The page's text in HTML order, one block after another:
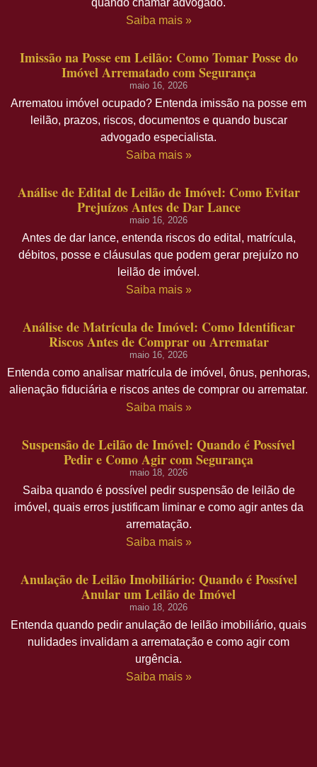
Saiba mais »
Imissão na Posse em Leilão: Como Tomar Posse do
Imóvel Arrematado com Segurança
maio 16, 2026
Arrematou imóvel ocupado? Entenda imissão na posse em
leilão, prazos, riscos, documentos e quando buscar
advogado especialista.
Saiba mais »
Análise de Edital de Leilão de Imóvel: Como Evitar
Prejuízos Antes de Dar Lance
maio 16, 2026
Antes de dar lance, entenda riscos do edital, matrícula,
débitos, posse e cláusulas que podem gerar prejuízo no
leilão de imóvel.
Saiba mais »
Análise de Matrícula de Imóvel: Como Identificar
Riscos Antes de Comprar ou Arrematar
maio 16, 2026
Entenda como analisar matrícula de imóvel, ônus, penhoras,
alienação fiduciária e riscos antes de comprar ou arrematar.
Saiba mais »
Suspensão de Leilão de Imóvel: Quando é Possível
Pedir e Como Agir com Segurança
maio 18, 2026
Saiba quando é possível pedir suspensão de leilão de
imóvel, quais erros justificam liminar e como agir antes da
arrematação.
Saiba mais »
Anulação de Leilão Imobiliário: Quando é Possível
Anular um Leilão de Imóvel
maio 18, 2026
Entenda quando pedir anulação de leilão imobiliário, quais
nulidades invalidam a arrematação e como agir com
urgência.
Saiba mais »